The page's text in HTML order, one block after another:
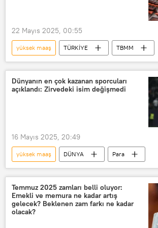
Türkiye Futbol Federasyonu (TFF)
Futbol maçı
22 Mayıs 2025, 00:55
yüksek maaş TÜRKİYE
TBMM
TRT
Memur
Memur maaşı
memur alımı
Meclis
TBMM Meclis Başkanlığı
maaş krizi
Maaş zammı
Dünyanın en çok kazanan sporcuları
açıklandı: Zirvedeki isim değişmedi
16 Mayıs 2025, 20:49
yüksek maaş DÜNYA
Para
Gelir
Gelir vergisi
gelir eşitsizliği
gelir dağılımı
aylık gelir
Forbes En Zenginler Listesi 2025
Temmuz 2025 zamları belli oluyor:
Emekli ve memura ne kadar artış
gelecek? Beklenen zam farkı ne kadar
olacak?